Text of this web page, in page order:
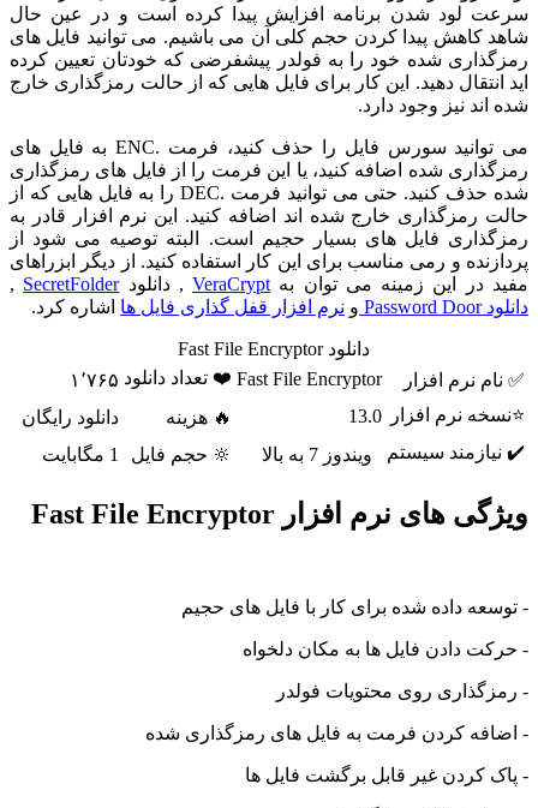
سرعت لود شدن برنامه افزایش پیدا کرده است و در عین حال
شاهد کاهش پیدا کردن حجم کلی آن می باشیم. می توانید فایل های
رمزگذاری شده خود را به فولدر پیشفرضی که خودتان تعیین کرده
اید انتقال دهید. این کار برای فایل هایی که از حالت رمزگذاری خارج
شده اند نیز وجود دارد.
می توانید سورس فایل را حذف کنید، فرمت .ENC به فایل های
رمزگذاری شده اضافه کنید، یا این فرمت را از فایل های رمزگذاری
شده حذف کنید. حتی می توانید فرمت .DEC را به فایل هایی که از
حالت رمزگذاری خارج شده اند اضافه کنید. این نرم افزار قادر به
رمزگذاری فایل های بسیار حجیم است. البته توصیه می شود از
پردازنده و رمی مناسب برای این کار استفاده کنید. از دیگر ابزراهای
مفید در این زمینه می توان به VeraCrypt, دانلودSecretFolder
,
دانلود Password Door
و نرم افزار قفل گذاری فایل ها اشاره کرد.
دانلود Fast File Encryptor
✅ نام نرم افزار
Fast File Encryptor ❤️ تعداد دانلود ۱٬۷۶۵
⭐نسخه نرم افزار
13.0 🔥 هزینه
دانلود رایگان
✔️ نیازمند سیستم
ویندوز 7 به بالا 🔆 حجم فایل 1 مگابایت
ویژگی های نرم افزار Fast File Encryptor
- توسعه داده شده برای کار با فایل های حجیم
- حرکت دادن فایل ها به مکان دلخواه
- رمزگذاری روی محتویات فولدر
- اضافه کردن فرمت به فایل های رمزگذاری شده
- پاک کردن غیر قابل برگشت فایل ها